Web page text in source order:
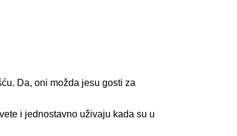
Da, oni možda jesu gosti za
i jednostavno uživaju kada su u